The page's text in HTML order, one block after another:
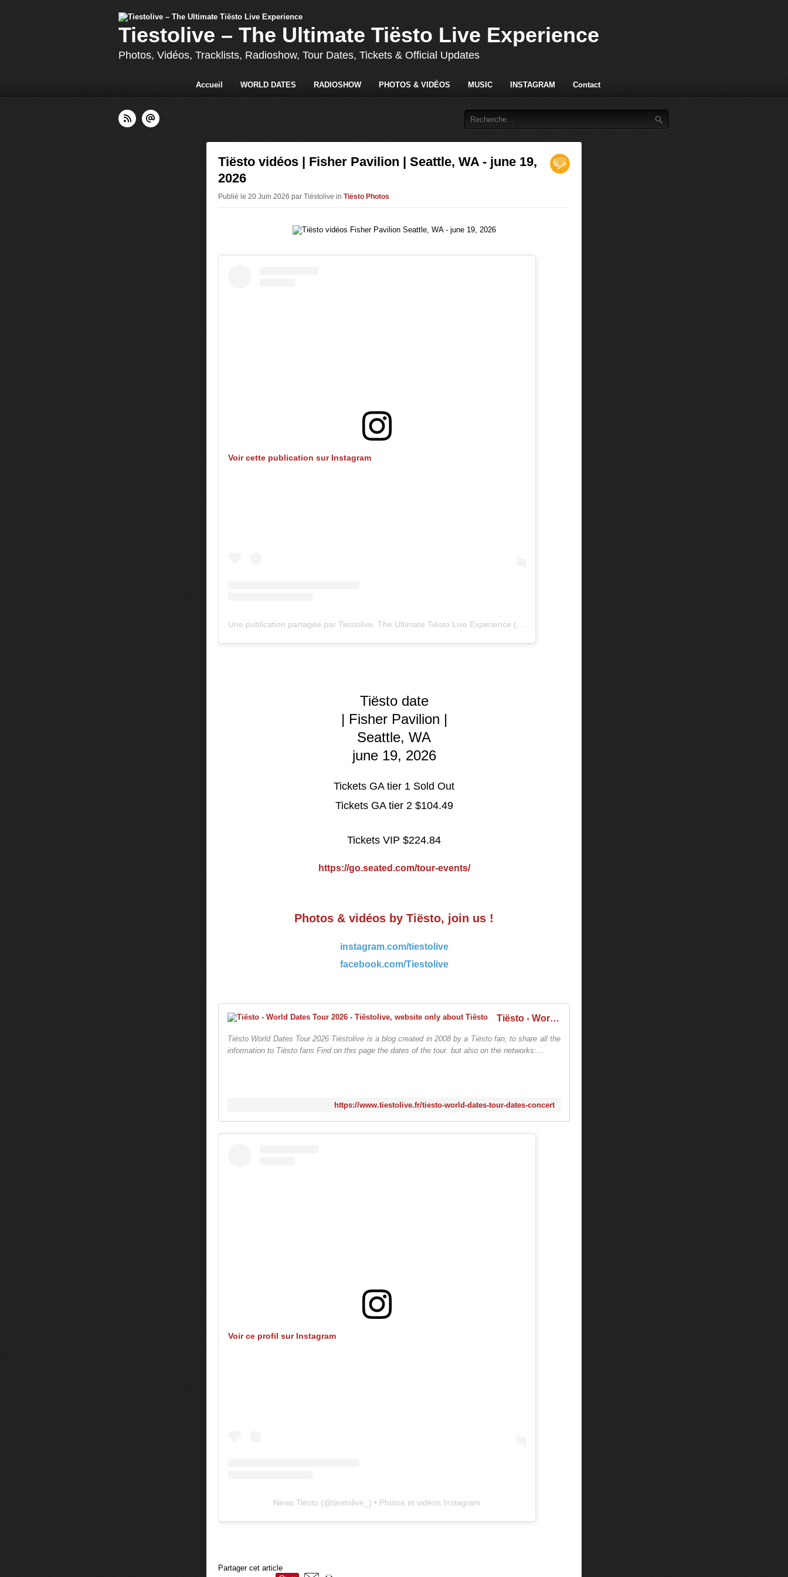
Tiestolive – The Ultimate Tiësto Live Experience
Photos, Vidéos, Tracklists, Radioshow, Tour Dates, Tickets & Official Updates
Accueil WORLD DATES RADIOSHOW PHOTOS & VIDÉOS MUSIC INSTAGRAM Contact
Tiësto vidéos | Fisher Pavilion | Seattle, WA - june 19,
2026
Publié le 20 Juin 2026 par Tiëstolive in Tiësto Photos
Voir cette publication sur Instagram
Tiësto date
| Fisher Pavilion |
Seattle, WA
june 19, 2026
Tickets GA tier 1 Sold Out
Tickets GA tier 2 $104.49
Tickets VIP $224.84
https://go.seated.com/tour-events/
Photos & vidéos by Tiësto, join us !
instagram.com/tiestolive
facebook.com/Tiestolive
Tiësto - World Dates Tour 2026 - Tiëstolive, website only about Tiësto
Tiësto World Dates Tour 2026 Tiëstolive is a blog created in 2008 by a Tiësto fan, to share all the
information to Tiësto fans Find on this page the dates of the tour. but also on the networks:...
https://www.tiestolive.fr/tiesto-world-dates-tour-dates-concert
Voir ce profil sur Instagram
News Tiësto (@tiestolive_ ) • Photos et vidéos Instagram
Partager cet article